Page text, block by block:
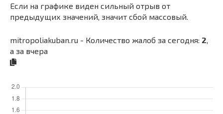
Если на графике виден сильный отрыв от
предыдущих значений, значит сбой массовый.
mitropoliakuban.ru - Количество жалоб за сегодня: 2
а за вчера